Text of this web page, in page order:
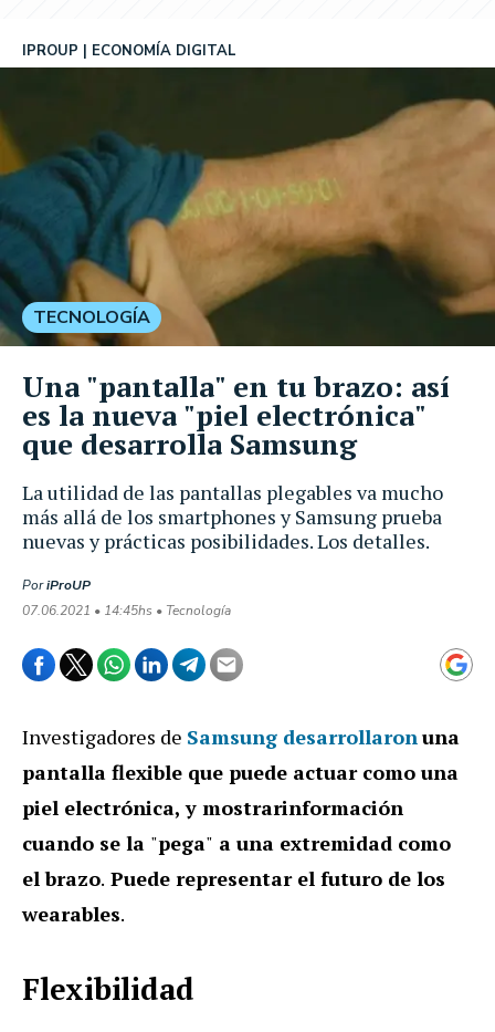
La utilidad de las pantallas plegables va mucho
más allá de los smartphones y Samsung prueba
nuevas y prácticas posibilidades. Los detalles.
IPROUP ECONOMÍA DIGITAL
PoriProUP
07.06.2021 • 14:45hs • Tecnología
TECNOLOGÍA
Una "pantalla" en tu brazo: así
es la nueva "piel electrónica"
que desarrolla Samsung
Investigadores de Samsung desarrollaronuna
pantalla flexible que puede actuar como una
piel electrónica, y mostrarinformación
cuando se la "pega" a una extremidad como
el brazo. Puede representar el futuro de los
wearables.
Flexibilidad